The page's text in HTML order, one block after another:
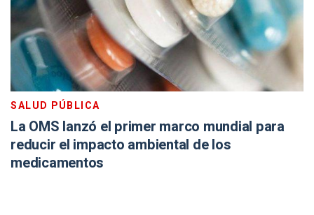
SALUD PÚBLICA
La OMS lanzó el primer marco mundial para
reducir el impacto ambiental de los
medicamentos